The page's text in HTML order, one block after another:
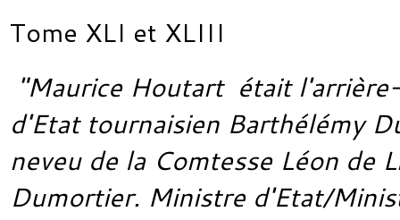
Tome XLI et XLIII
"Maurice Houtart était
d'Etat tournaisien Barthélémy
neveu de la Comtesse Léon de
Dumortier. Ministre d'Etat/